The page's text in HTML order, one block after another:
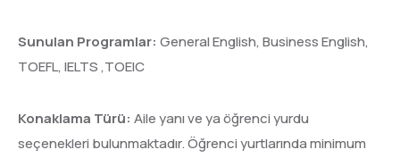
Sunulan Programlar: General English, Business English,
TOEFL, IELTS ,TOEIC
Konaklama Türü: Aile yanı ve ya öğrenci yurdu
seçenekleri bulunmaktadır. Öğrenci yurtlarında minimum